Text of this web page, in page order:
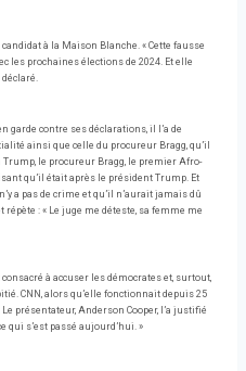
à la Maison Blanche. « Cette fausse
les prochaines élections de 2024. Et elle
garde contre ses déclarations, il l’a de
ainsi que celle du procureur Bragg, qu’il
le procureur Bragg, le premier Afro-
qu’il était après le président Trump. Et
a pas de crime et qu’il n’aurait jamais dû
: « Le juge me déteste, sa femme me
à accuser les démocrates et, surtout,
CNN, alors qu’elle fonctionnait depuis 25
présentateur, Anderson Cooper, l’a justifié
qui s’est passé aujourd’hui. »